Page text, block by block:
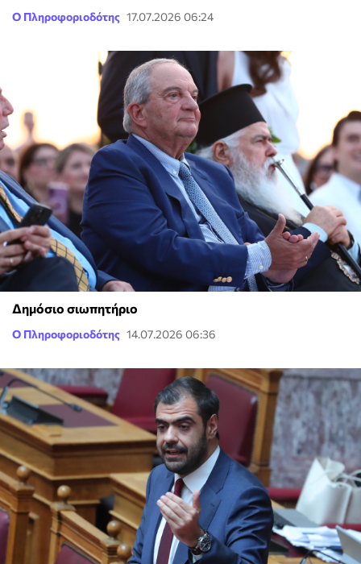
Ο Πληροφοριοδότης 17.07.2026 06:24
Δημόσιο σιωπητήριο
Ο Πληροφοριοδότης 14.07.2026 06:36